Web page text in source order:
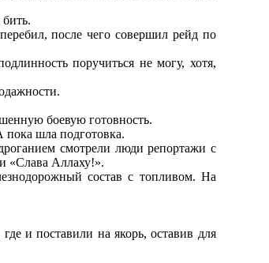
после чего совершил рейд по
поручиться не могу, хотя,
боевую готовность.
пока шла подготовка.
смотрели люди репортажи с
«Слава Аллаху!».
состав с топливом. На
и поставили на якорь, оставив для